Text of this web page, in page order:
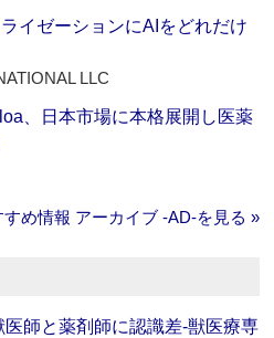
イゼーションにAIをどれだけ
LLC
、日本市場に本格展開し医薬
すめ情報 アーカイブ ‐AD‐を見る »
医師と薬剤師に認識差‐獣医療専